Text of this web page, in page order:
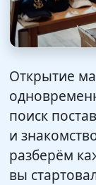
Открытие
поиск
и
разберём
вы